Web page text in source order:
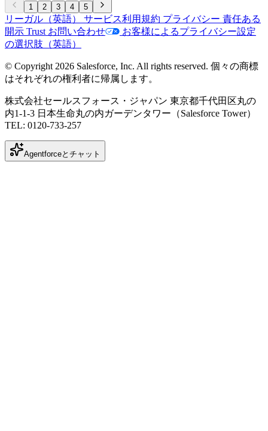
1 2 3 4 5
リーガル（英語） サービス利用規約 プライバシー 責任ある
開示 Trust お問い合わせ
お客様によるプライバシー設定
の選択肢（英語）
© Copyright 2026 Salesforce, Inc. All rights reserved. 個々の商標
はそれぞれの権利者に帰属します。
株式会社セールスフォース・ジャパン 東京都千代田区丸の
内1-1-3 日本生命丸の内ガーデンタワー（Salesforce Tower）
TEL: 0120-733-257
Agentforceとチャット